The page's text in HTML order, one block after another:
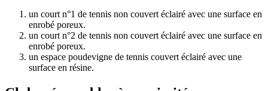
un court n°1 de tennis non couvert éclairé avec une surface en
enrobé poreux.
un court n°2 de tennis non couvert éclairé avec une surface en
enrobé poreux.
un espace poudevigne de tennis couvert éclairé avec une
surface en résine.